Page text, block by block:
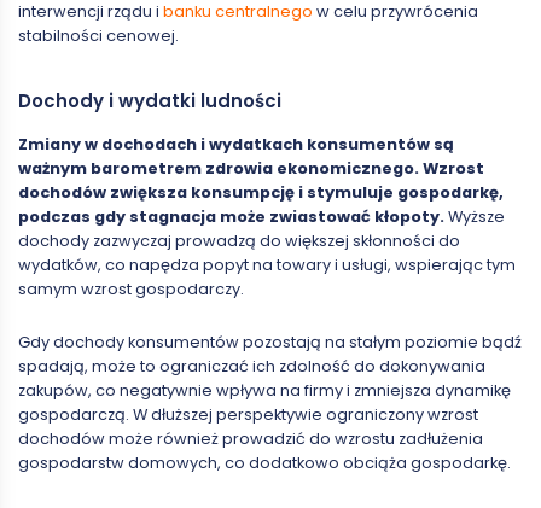
interwencji rządu i banku centralnego w celu przywrócenia
stabilności cenowej.
Dochody i wydatki ludności
Zmiany w dochodach i wydatkach konsumentów są
ważnym barometrem zdrowia ekonomicznego. Wzrost
dochodów zwiększa konsumpcję i stymuluje gospodarkę,
podczas gdy stagnacja może zwiastować kłopoty.Wyższe
dochody zazwyczaj prowadzą do większej skłonności do
wydatków, co napędza popyt na towary i usługi, wspierając tym
samym wzrost gospodarczy.
Gdy dochody konsumentów pozostają na stałym poziomie bądź
spadają, może to ograniczać ich zdolność do dokonywania
zakupów, co negatywnie wpływa na firmy i zmniejsza dynamikę
gospodarczą. W dłuższej perspektywie ograniczony wzrost
dochodów może również prowadzić do wzrostu zadłużenia
gospodarstw domowych, co dodatkowo obciąża gospodarkę.